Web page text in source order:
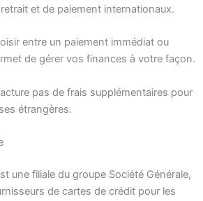
et de paiement internationaux.
entre un paiement immédiat ou
de gérer vos finances à votre façon.
pas de frais supplémentaires pour
étrangères.
une filiale du groupe Société Générale,
de cartes de crédit pour les